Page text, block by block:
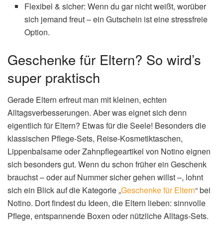
Flexibel & sicher: Wenn du gar nicht weißt, worüber
sich jemand freut – ein Gutschein ist eine stressfreie
Option.
Geschenke für Eltern? So wird’s
super praktisch
Gerade Eltern erfreut man mit kleinen, echten
Alltagsverbesserungen. Aber was eignet sich denn
eigentlich für Eltern? Etwas für die Seele! Besonders die
klassischen Pflege-Sets, Reise-Kosmetiktaschen,
Lippenbalsame oder Zahnpflegeartikel von Notino eignen
sich besonders gut. Wenn du schon früher ein Geschenk
brauchst – oder auf Nummer sicher gehen willst –, lohnt
sich ein Blick auf die Kategorie „Geschenke für Eltern“ bei
Notino. Dort findest du Ideen, die Eltern lieben: sinnvolle
Pflege, entspannende Boxen oder nützliche Alltags-Sets.